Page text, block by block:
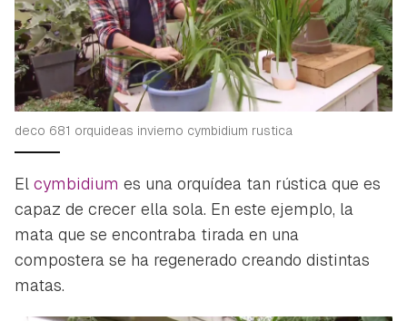
deco 681 orquideas invierno cymbidium rustica
El cymbidium es una orquídea tan rústica que es
capaz de crecer ella sola. En este ejemplo, la
mata que se encontraba tirada en una
compostera se ha regenerado creando distintas
matas.